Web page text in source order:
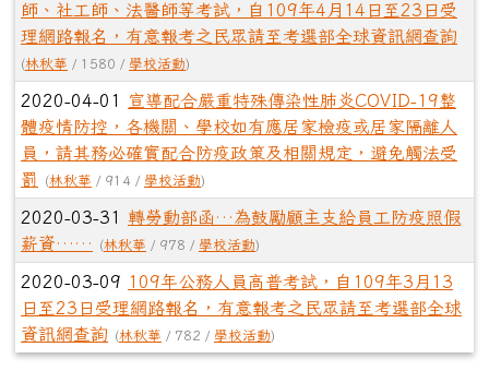
師、社工師、法醫師等考試，自109年4月14日至23日受
理網路報名，有意報考之民眾請至考選部全球資訊網查詢
(林秋華 / 1580 / 學校活動)
2020-04-01
宣導配合嚴重特殊傳染性肺炎COVID-19整
體疫情防控，各機關、學校如有應居家檢疫或居家隔離人
員，請其務必確實配合防疫政策及相關規定，避免觸法受
罰
(林秋華 / 914 / 學校活動)
2020-03-31 轉勞動部函…為鼓勵顧主支給員工防疫照假
薪資……
(林秋華 / 978 / 學校活動)
2020-03-09 109年公務人員高普考試，自109年3月13
日至23日受理網路報名，有意報考之民眾請至考選部全球
資訊網查詢
(林秋華 / 782 / 學校活動)